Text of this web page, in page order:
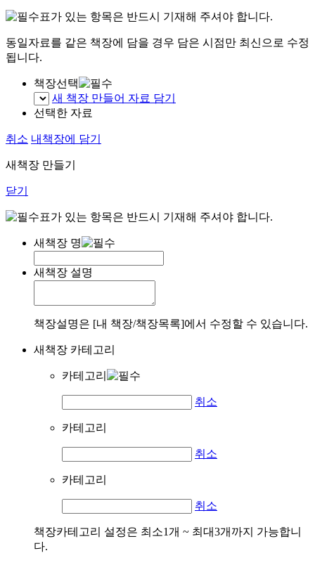
표가 있는 항목은 반드시 기재해 주셔야 합니다.
동일자료를 같은 책장에 담을 경우 담은 시점만 최신으로 수정
됩니다.
책장선택
새 책장 만들어 자료 담기
선택한 자료
취소 내책장에 담기
새책장 만들기
닫기
표가 있는 항목은 반드시 기재해 주셔야 합니다.
새책장 명
새책장 설명
책장설명은 [내 책장/책장목록]에서 수정할 수 있습니다.
새책장 카테고리
카테고리
취소
카테고리
취소
카테고리
취소
책장카테고리 설정은 최소1개 ~ 최대3개까지 가능합니
다.